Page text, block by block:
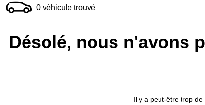
0 véhicule trouvé
Désolé, nous n'avons
Il y a peut-être trop de